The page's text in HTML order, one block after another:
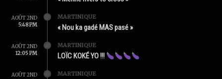
AOÛT 2ND
5:48 PM
MARTINIQUE
« Nou ka gadé MAS pasé »
AOÛT 2ND
12:05 PM
MARTINIQUE
LOÏC KOKÉ YO !!!
AOÛT 2ND
MARTINIQUE